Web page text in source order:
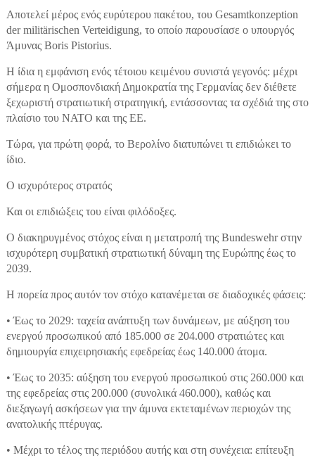
Αποτελεί μέρος ενός ευρύτερου πακέτου, του Gesamtkonzeption
der militärischen Verteidigung, το οποίο παρουσίασε ο υπουργός
Άμυνας Boris Pistorius.
Η ίδια η εμφάνιση ενός τέτοιου κειμένου συνιστά γεγονός: μέχρι
σήμερα η Ομοσπονδιακή Δημοκρατία της Γερμανίας δεν διέθετε
ξεχωριστή στρατιωτική στρατηγική, εντάσσοντας τα σχέδιά της στο
πλαίσιο του NATO και της ΕΕ.
Τώρα, για πρώτη φορά, το Βερολίνο διατυπώνει τι επιδιώκει το
ίδιο.
Ο ισχυρότερος στρατός
Και οι επιδιώξεις του είναι φιλόδοξες.
Ο διακηρυγμένος στόχος είναι η μετατροπή της Bundeswehr στην
ισχυρότερη συμβατική στρατιωτική δύναμη της Ευρώπης έως το
2039.
Η πορεία προς αυτόν τον στόχο κατανέμεται σε διαδοχικές φάσεις:
• Έως το 2029: ταχεία ανάπτυξη των δυνάμεων, με αύξηση του
ενεργού προσωπικού από 185.000 σε 204.000 στρατιώτες και
δημιουργία επιχειρησιακής εφεδρείας έως 140.000 άτομα.
• Έως το 2035: αύξηση του ενεργού προσωπικού στις 260.000 και
της εφεδρείας στις 200.000 (συνολικά 460.000), καθώς και
διεξαγωγή ασκήσεων για την άμυνα εκτεταμένων περιοχών της
ανατολικής πτέρυγας.
• Μέχρι το τέλος της περιόδου αυτής και στη συνέχεια: επίτευξη